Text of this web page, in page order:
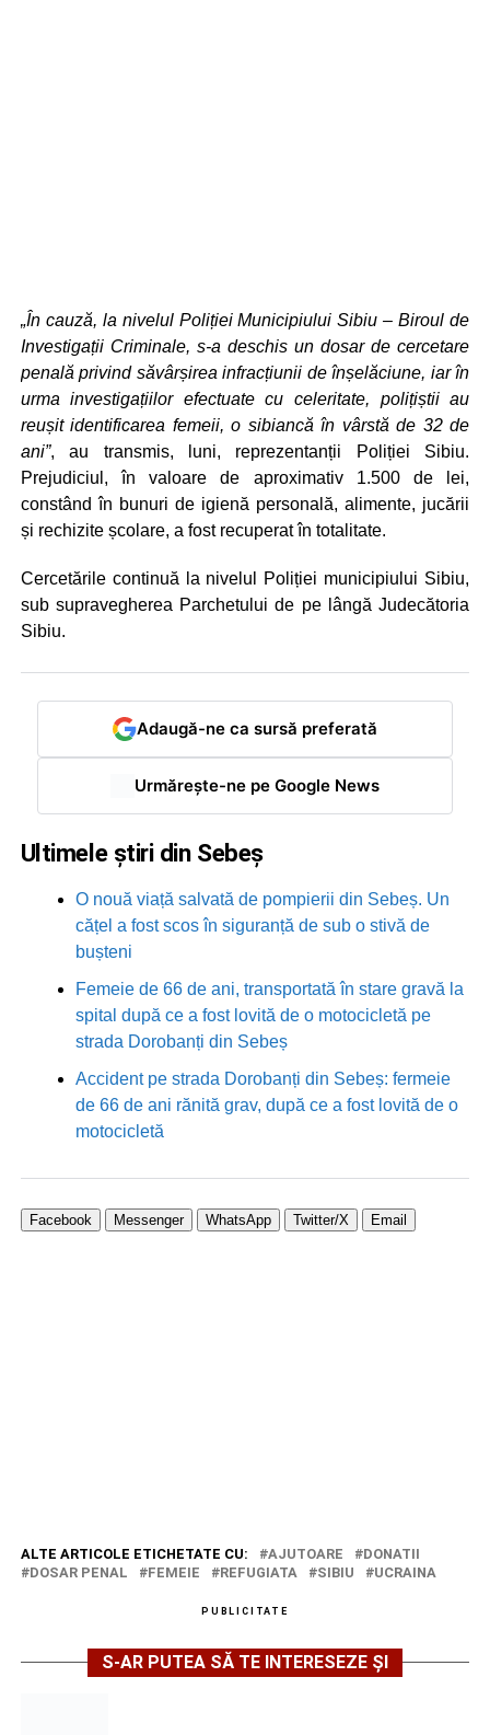
„În cauză, la nivelul Poliției Municipiului Sibiu – Biroul de
Investigații Criminale, s-a deschis un dosar de cercetare
penală privind săvârșirea infracțiunii de înșelăciune, iar în
urma investigațiilor efectuate cu celeritate, polițiștii au
reușit identificarea femeii, o sibiancă în vârstă de 32 de
ani”, au transmis, luni, reprezentanții Poliției Sibiu.
Prejudiciul, în valoare de aproximativ 1.500 de lei,
constând în bunuri de igienă personală, alimente, jucării
și rechizite școlare, a fost recuperat în totalitate.
Cercetările continuă la nivelul Poliției municipiului Sibiu,
sub supravegherea Parchetului de pe lângă Judecătoria
Sibiu.
Adaugă-ne ca sursă preferată
Urmărește-ne pe Google News
Ultimele știri din Sebeș
O nouă viață salvată de pompierii din Sebeș. Un
cățel a fost scos în siguranță de sub o stivă de
bușteni
Femeie de 66 de ani, transportată în stare gravă la
spital după ce a fost lovită de o motocicletă pe
strada Dorobanți din Sebeș
Accident pe strada Dorobanți din Sebeș: fermeie
de 66 de ani rănită grav, după ce a fost lovită de o
motocicletă
Facebook Messenger WhatsApp Twitter/X Email
ALTE ARTICOLE ETICHETATE CU: AJUTOARE
DONATII
DOSAR PENAL
FEMEIE REFUGIATA SIBIU UCRAINA
PUBLICITATE
S-AR PUTEA SĂ TE INTERESEZE ȘI